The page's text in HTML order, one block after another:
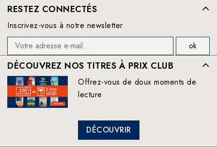
RESTEZ CONNECTÉS
Inscrivez-vous à notre newsletter
DÉCOUVREZ NOS TITRES À PRIX CLUB
Offrez-vous de doux moments de
lecture
DÉCOUVRIR